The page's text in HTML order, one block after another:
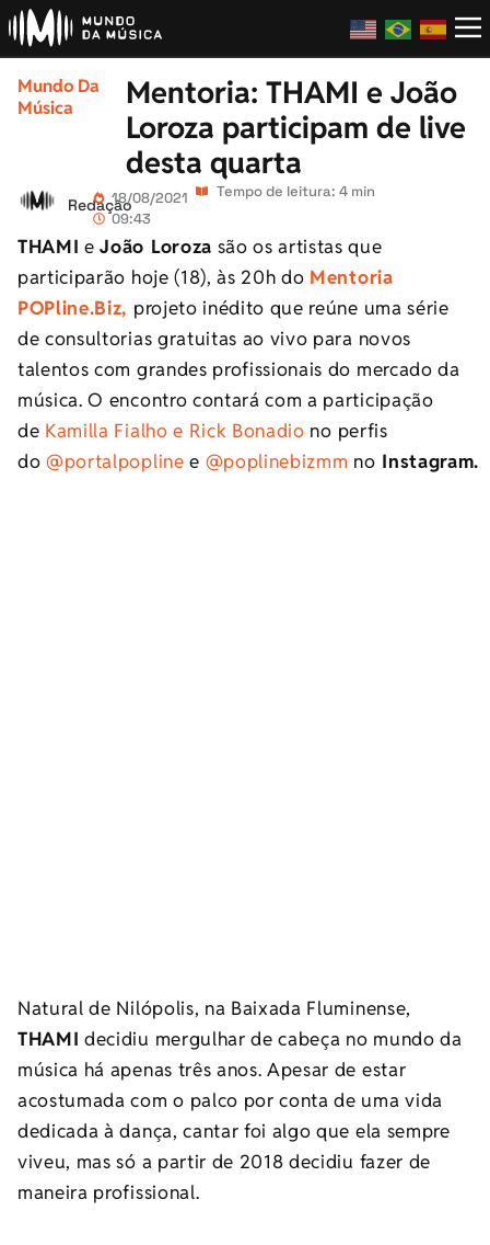
Mundo Da
Música
Mentoria: THAMI e João
Loroza participam de live
desta quarta
Redação18/08/2021
09:43
Tempo de leitura: 4 min
THAMI eJoão Loroza são os artistas que
participarão hoje (18), às 20h do Mentoria
POPline.Biz, projeto inédito que reúne uma série
de consultorias gratuitas ao vivo para novos
talentos com grandes profissionais do mercado da
música. O encontro contará com a participação
de Kamilla Fialho e Rick Bonadio no perfis
do@portalpopline e @poplinebizmm no Instagram.
Natural de Nilópolis, na Baixada Fluminense,
THAMI decidiu mergulhar de cabeça no mundo da
música há apenas três anos. Apesar de estar
acostumada com o palco por conta de uma vida
dedicada à dança, cantar foi algo que ela sempre
viveu, mas só a partir de 2018 decidiu fazer de
maneira profissional.